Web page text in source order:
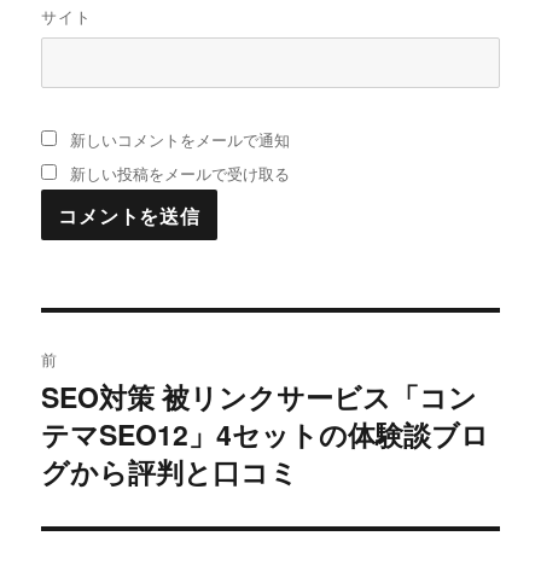
サイト
新しいコメントをメールで通知
新しい投稿をメールで受け取る
稿
ナ
ビ
ゲ
前
過
去
の
稿:
SEO対策 被リンクサービス「コン
テマSEO12」4セットの体験談ブロ
グから評判と口コミ